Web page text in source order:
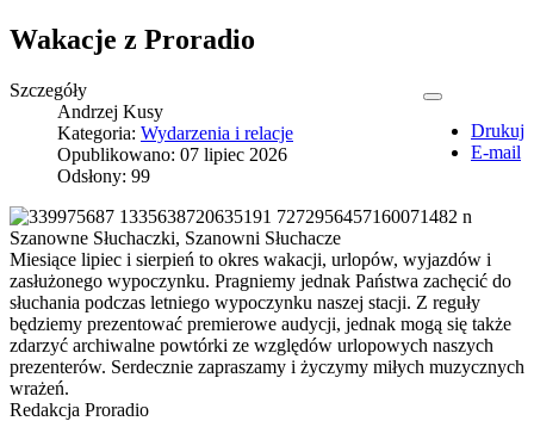
Wakacje z Proradio
Drukuj
E-mail
Szczegóły
Andrzej Kusy
Kategoria: Wydarzenia i relacje
Opublikowano: 07 lipiec 2026
Odsłony: 99
Szanowne Słuchaczki, Szanowni Słuchacze
Miesiące lipiec i sierpień to okres wakacji, urlopów, wyjazdów i
zasłużonego wypoczynku. Pragniemy jednak Państwa zachęcić do
słuchania podczas letniego wypoczynku naszej stacji. Z reguły
będziemy prezentować premierowe audycji, jednak mogą się także
zdarzyć archiwalne powtórki ze względów urlopowych naszych
prezenterów. Serdecznie zapraszamy i życzymy miłych muzycznych
wrażeń.
Redakcja Proradio